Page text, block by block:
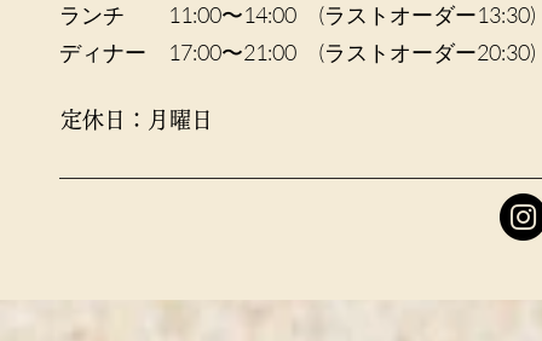
ランチ 11:00〜14:00 (ラストオーダー
ディナー 17:00〜21:00 (ラストオーダー20:30)
定休日：月曜日